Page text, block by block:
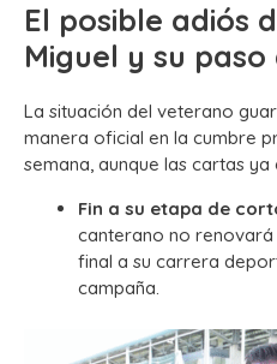
El posible adiós
Miguel y su
La situación del veterano
manera oficial en la cumbre
semana, aunque las cartas
Fin a su etapa de
canterano no
final a su carrera
campaña.